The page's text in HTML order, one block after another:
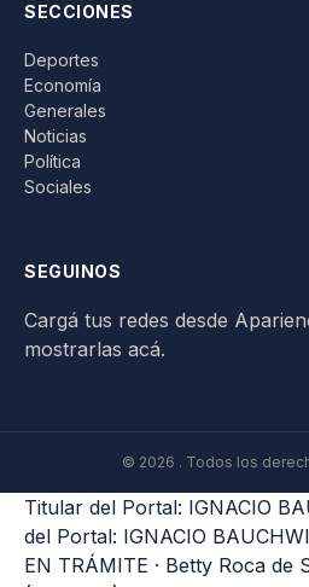
SECCIONES
Deportes
Economía
Generales
Noticias
Política
Sociales
SEGUINOS
Cargá tus redes desde
mostrarlas acá.
© 2026 . Todos los
Titular del Portal: IGNACIO
del Portal: IGNACIO
EN TRÁMITE · Betty Roca de